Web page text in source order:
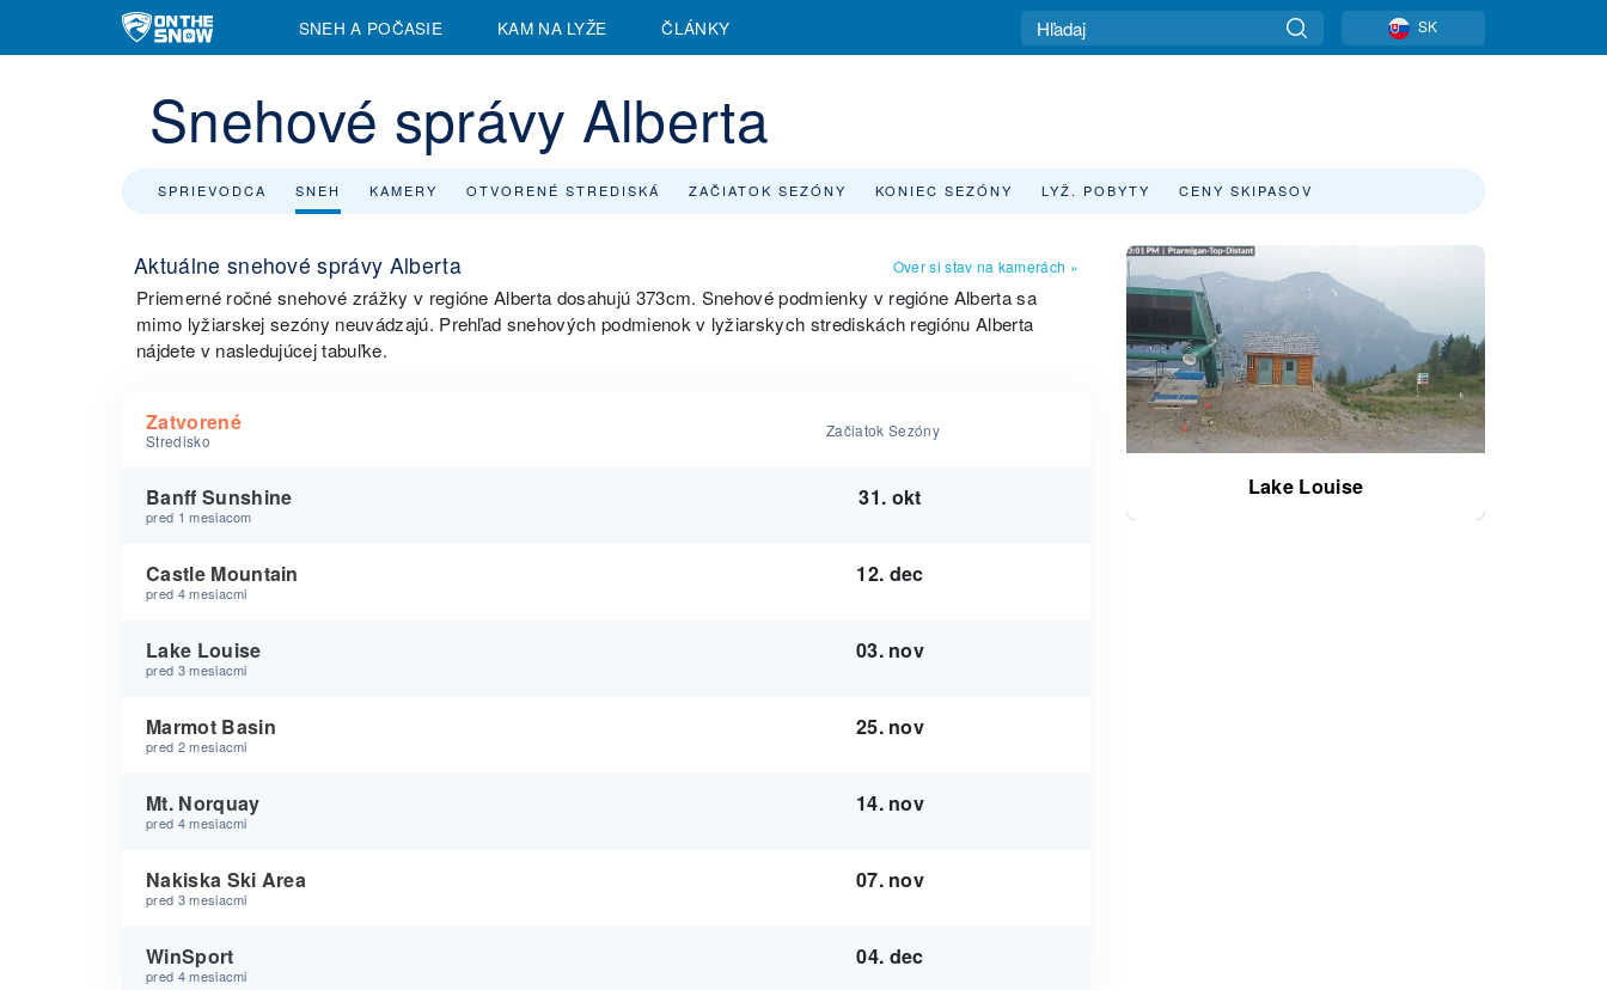
SNEH A POČASIE KAM NA LYŽE ČLÁNKY SK
Snehové správy Alberta
SPRIEVODCA SNEH KAMERY OTVORENÉ STREDISKÁ ZAČIATOK SEZÓNY KONIEC SEZÓNY LYŽ. POBYTY CENY SKIPASOV
Aktuálne snehové správy Alberta Over si stav na kamerách »
Priemerné ročné snehové zrážky v regióne Alberta dosahujú 373cm. Snehové podmienky v regióne Alberta sa
mimo lyžiarskej sezóny neuvádzajú. Prehľad snehových podmienok v lyžiarskych strediskách regiónu Alberta
nájdete v nasledujúcej tabuľke.
Zatvorené
Stredisko
Začiatok Sezóny
Banff Sunshine
pred 1 mesiacom
31. okt
Castle Mountain
pred 4 mesiacmi
12. dec
Lake Louise
pred 3 mesiacmi
03. nov
Marmot Basin
pred 2 mesiacmi
25. nov
Mt. Norquay
pred 4 mesiacmi
14. nov
Nakiska Ski Area
pred 3 mesiacmi
07. nov
WinSport
pred 4 mesiacmi
04. dec
Lake Louise